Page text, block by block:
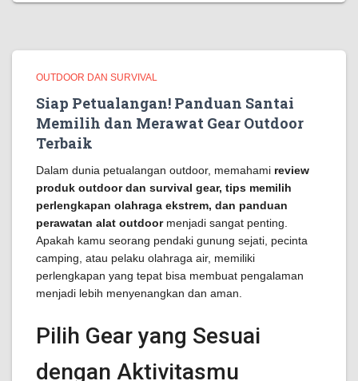
OUTDOOR DAN SURVIVAL
Siap Petualangan! Panduan Santai
Memilih dan Merawat Gear Outdoor
Terbaik
Dalam dunia petualangan outdoor, memahami review
produk outdoor dan survival gear, tips memilih
perlengkapan olahraga ekstrem, dan panduan
perawatan alat outdoormenjadi sangat penting.
Apakah kamu seorang pendaki gunung sejati, pecinta
camping, atau pelaku olahraga air, memiliki
perlengkapan yang tepat bisa membuat pengalaman
menjadi lebih menyenangkan dan aman.
Pilih Gear yang Sesuai
dengan Aktivitasmu